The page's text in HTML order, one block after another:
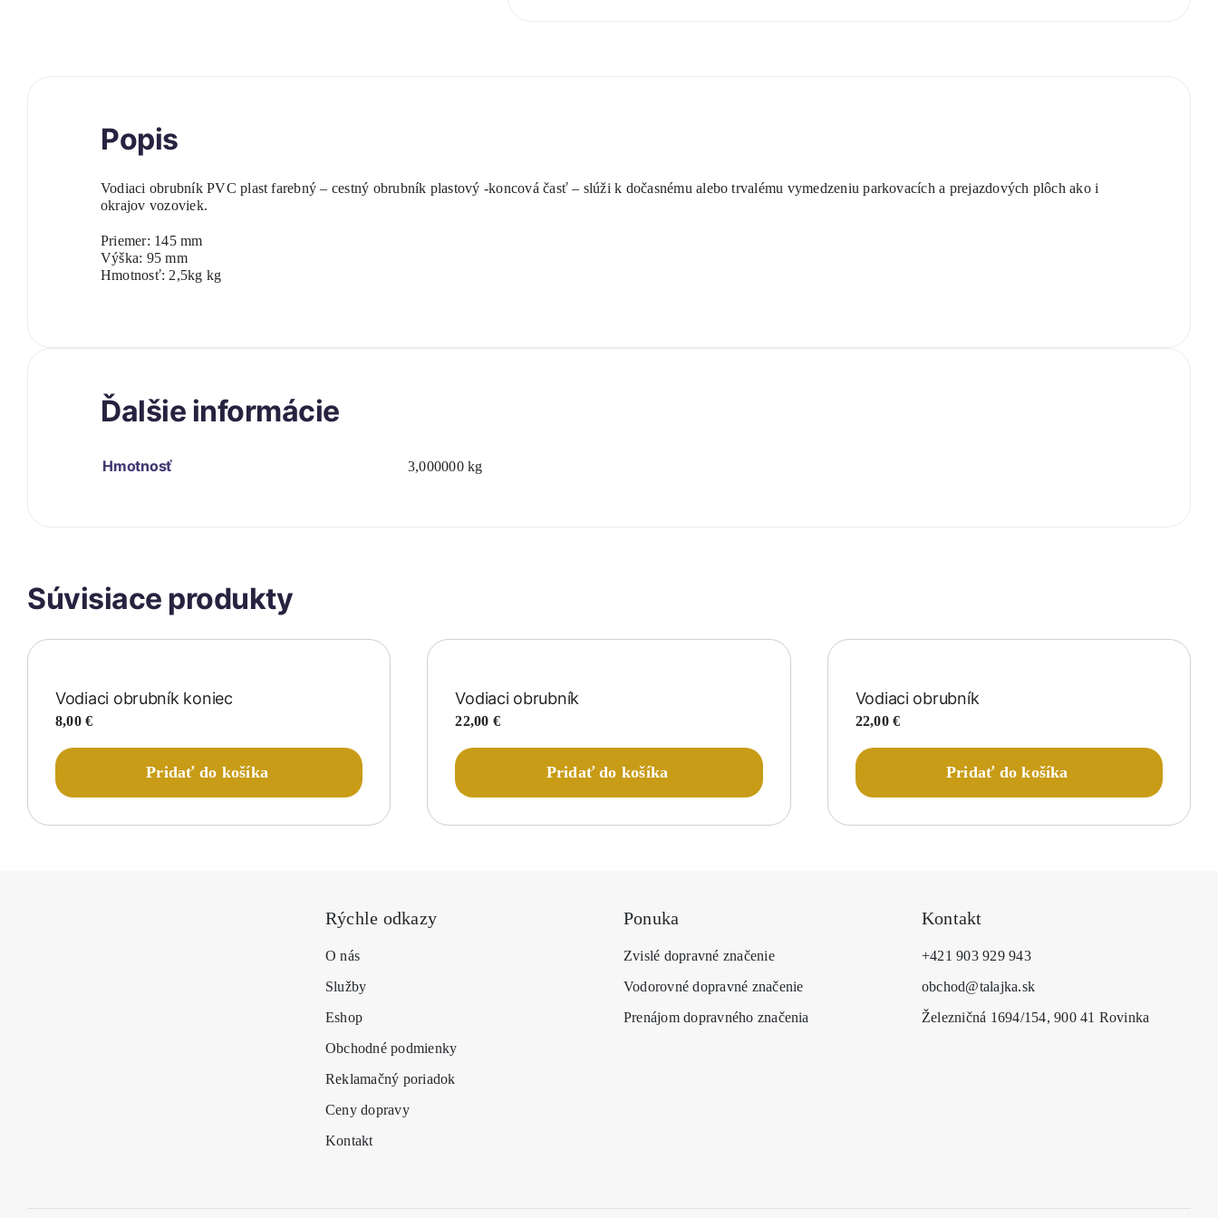
Popis
Vodiaci obrubník PVC plast farebný – cestný obrubník plastový -koncová časť – slúži k dočasnému alebo trvalému vymedzeniu parkovacích a prejazdových plôch ako i
okrajov vozoviek.
Priemer: 145 mm
Výška: 95 mm
Hmotnosť: 2,5kg kg
Ďalšie informácie
Hmotnosť 3,000000 kg
Súvisiace produkty
Vodiaci obrubník koniec
8,00€
Pridať do košíka
Vodiaci obrubník
22,00 €
Pridať do košíka
Vodiaci obrubník
22,00€
Pridať do košíka
Rýchle odkazy
O nás
Služby
Eshop
Obchodné podmienky
Reklamačný poriadok
Ceny dopravy
Kontakt
Ponuka
Zvislé dopravné značenie
Vodorovné dopravné značenie
Prenájom dopravného značenia
Kontakt
+421 903 929 943
obchod@talajka.sk
Železničná 1694/154, 900 41 Rovinka